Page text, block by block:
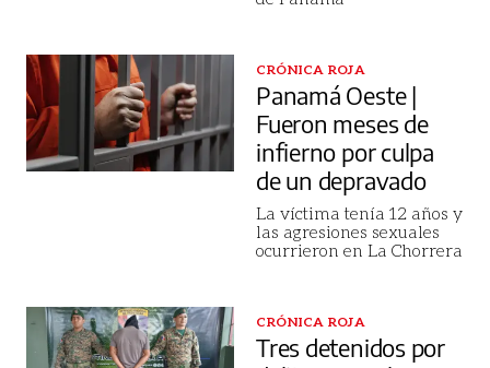
CRÓNICA ROJA
Panamá Oeste |
Fueron meses de
infierno por culpa
de un depravado
La víctima tenía 12 años y
las agresiones sexuales
ocurrieron en La Chorrera
CRÓNICA ROJA
Tres detenidos por